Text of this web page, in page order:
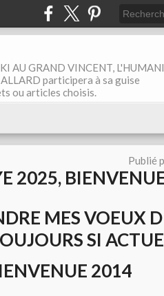
AU GRAND VINCENT,
ALLARD participera à sa guise
ou articles choisis.
Publié
2025,
MES VOEUX
SI
2014